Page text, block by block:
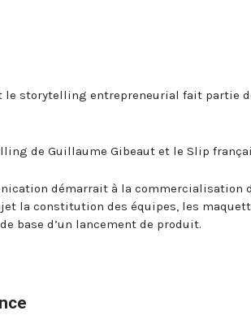
le storytelling entrepreneurial fait partie
de Guillaume Gibeaut et le Slip
démarrait à la commercialisation
la constitution des équipes, les
base d’un lancement de produit.